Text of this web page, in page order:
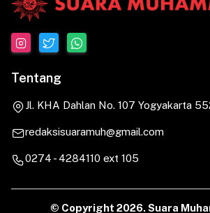
Tentang
Jl. KHA Dahlan No. 107 Yogyakarta
redaksisuaramuh@gmail.com
0274 - 4284110 ext 105
© Copyright 2026. Suara